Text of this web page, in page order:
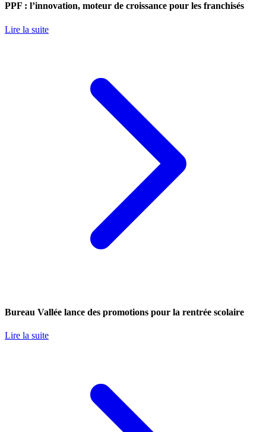
PPF : l’innovation, moteur de croissance pour les franchisés
Lire la suite
Bureau Vallée lance des promotions pour la rentrée scolaire
Lire la suite